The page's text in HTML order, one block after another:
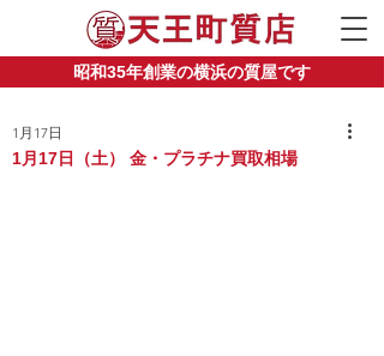
昭和35年創業の横浜の質屋です
1月17日（土） 金・プラチナ買取相場
1月17日